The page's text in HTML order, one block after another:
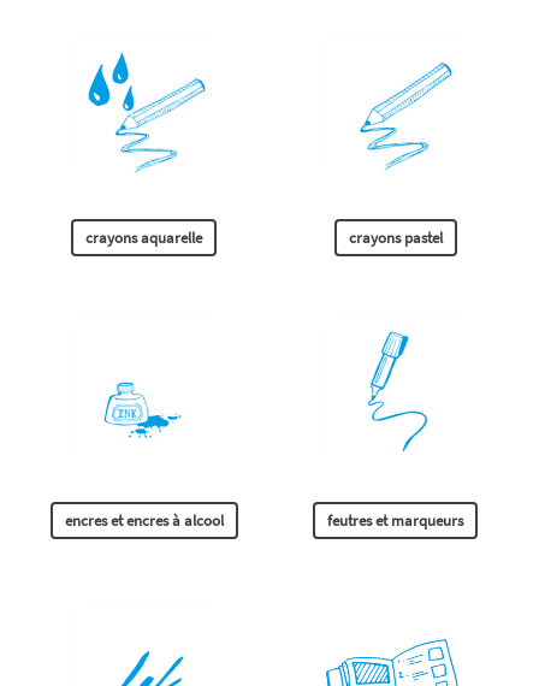
crayons aquarelle crayons pastel
encres et encres à alcool feutres et marqueurs